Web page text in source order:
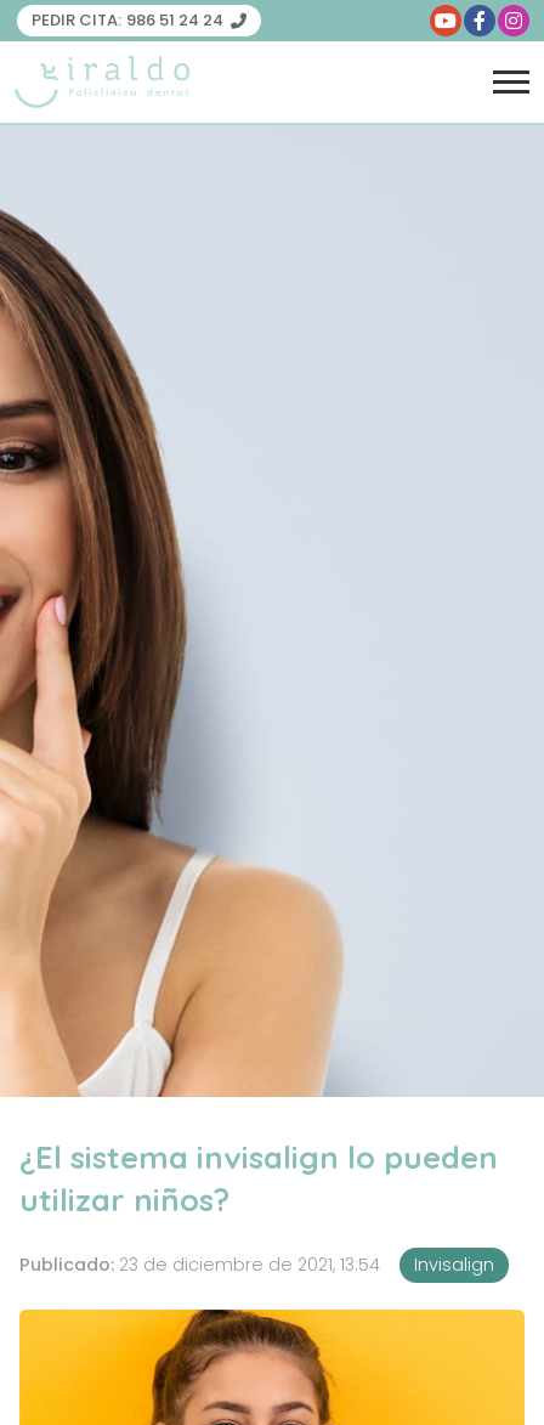
PEDIR CITA: 986 51 24 24
¿El sistema invisalign lo pueden
utilizar niños?
Publicado: 23 de diciembre de 2021, 13:54 Invisalign